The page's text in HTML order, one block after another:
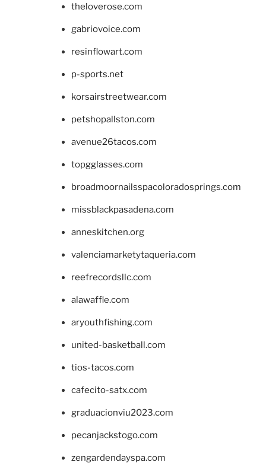
theloverose.com
gabriovoice.com
resinflowart.com
p-sports.net
korsairstreetwear.com
petshopallston.com
avenue26tacos.com
topgglasses.com
broadmoornailsspacoloradosprings.com
missblackpasadena.com
anneskitchen.org
valenciamarketytaqueria.com
reefrecordsllc.com
alawaffle.com
aryouthfishing.com
united-basketball.com
tios-tacos.com
cafecito-satx.com
graduacionviu2023.com
pecanjackstogo.com
zengardendayspa.com